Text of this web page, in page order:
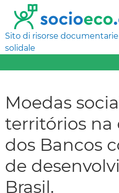
Sito di risorse
solidale
Moedas
territórios na
dos Bancos
de
Brasil.